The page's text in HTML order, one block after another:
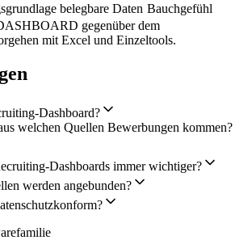
belegbare Daten Bauchgefühl
gegenüber dem
mit Excel und Einzeltools.
Dashboard?
welchen Quellen Bewerbungen kommen?
Dashboards immer wichtiger?
werden angebunden?